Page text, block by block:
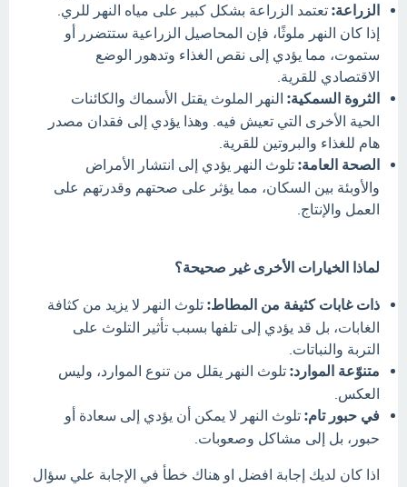
الزراعة: تعتمد الزراعة بشكل كبير على مياه النهر للري.
إذا كان النهر ملوثًا، فإن المحاصيل الزراعية ستتضرر أو
ستموت، مما يؤدي إلى نقص الغذاء وتدهور الوضع
الاقتصادي للقرية.
الثروة السمكية: النهر الملوث يقتل الأسماك والكائنات
الحية الأخرى التي تعيش فيه. وهذا يؤدي إلى فقدان مصدر
هام للغذاء والبروتين للقرية.
الصحة العامة: تلوث النهر يؤدي إلى انتشار الأمراض
والأوبئة بين السكان، مما يؤثر على صحتهم وقدرتهم على
العمل والإنتاج.
لماذا الخيارات الأخرى غير صحيحة؟
ذات غابات كثيفة من المطاط: تلوث النهر لا يزيد من كثافة
الغابات، بل قد يؤدي إلى تلفها بسبب تأثير التلوث على
التربة والنباتات.
متنوّعة الموارد: تلوث النهر يقلل من تنوع الموارد، وليس
العكس.
في حبور تام: تلوث النهر لا يمكن أن يؤدي إلى سعادة أو
حبور، بل إلى مشاكل وصعوبات.
اذا كان لديك إجابة افضل او هناك خطأ في الإجابة علي سؤال